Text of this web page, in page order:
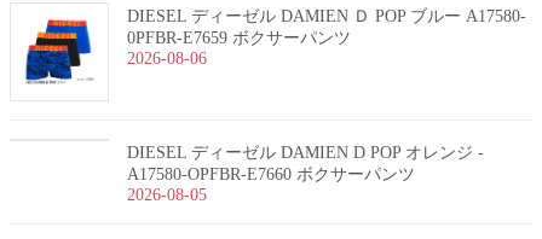
DIESEL ディーゼル DAMIEN Ｄ POP ブルー A17580-
0PFBR-E7659 ボクサーパンツ
2026-08-06
DIESEL ディーゼル DAMIEN D POP オレンジ -
A17580-OPFBR-E7660 ボクサーパンツ
2026-08-05